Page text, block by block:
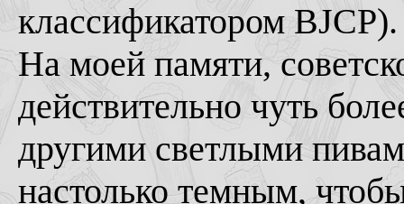
классификатором BJCP).
На моей памяти,
действительно чуть
другими светлыми
настолько темным,